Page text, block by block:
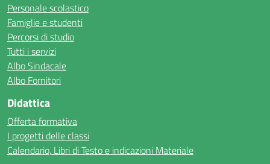
Personale scolastico
Famiglie e studenti
Percorsi di studio
Tutti i servizi
Albo Sindacale
Albo Fornitori
Didattica
Offerta formativa
I progetti delle classi
Calendario, Libri di Testo e indicazioni Materiale